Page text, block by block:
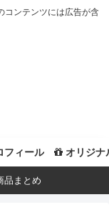
コンテンツには広告が含
フィール オリジナ
品まとめ